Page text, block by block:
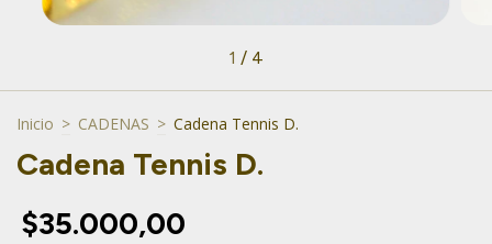
1 / 4
Inicio > CADENAS > Cadena Tennis D.
Cadena Tennis D.
$35.000,00